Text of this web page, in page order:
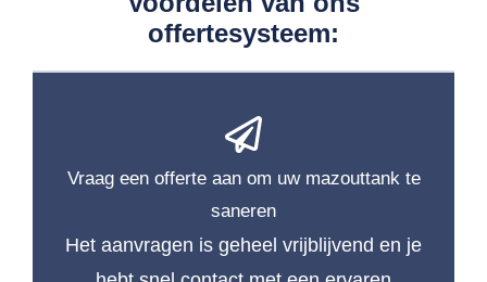
offertesysteem:
Vraag een offerte aan om uw mazouttank te
saneren
Het aanvragen is geheel vrijblijvend en je